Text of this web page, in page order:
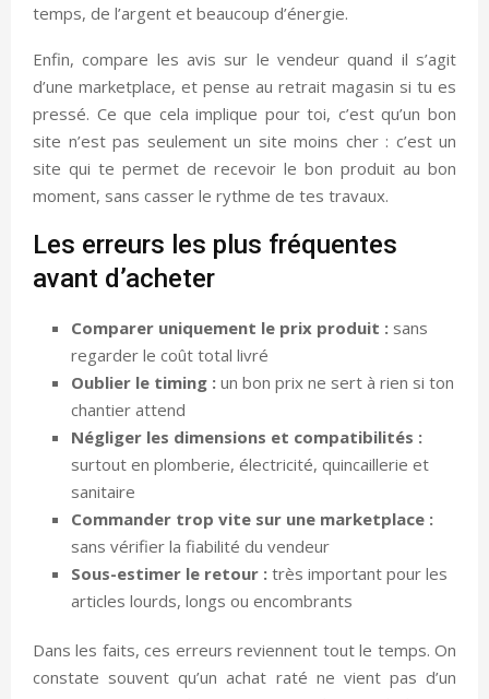
temps, de l’argent et beaucoup d’énergie.
Enfin, compare les avis sur le vendeur quand il s’agit
d’une marketplace, et pense au retrait magasin si tu es
pressé. Ce que cela implique pour toi, c’est qu’un bon
site n’est pas seulement un site moins cher : c’est un
site qui te permet de recevoir le bon produit au bon
moment, sans casser le rythme de tes travaux.
Les erreurs les plus fréquentes
avant d’acheter
Comparer uniquement le prix produit : sans
regarder le coût total livré
Oublier le timing : un bon prix ne sert à rien si ton
chantier attend
Négliger les dimensions et compatibilités :
surtout en plomberie, électricité, quincaillerie et
sanitaire
Commander trop vite sur une marketplace :
sans vérifier la fiabilité du vendeur
Sous-estimer le retour : très important pour les
articles lourds, longs ou encombrants
Dans les faits, ces erreurs reviennent tout le temps. On
constate souvent qu’un achat raté ne vient pas d’un